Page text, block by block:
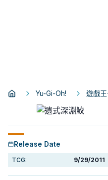
Yu-Gi-Oh! 遊戲王
Release Date
TCG: 9/29/2011